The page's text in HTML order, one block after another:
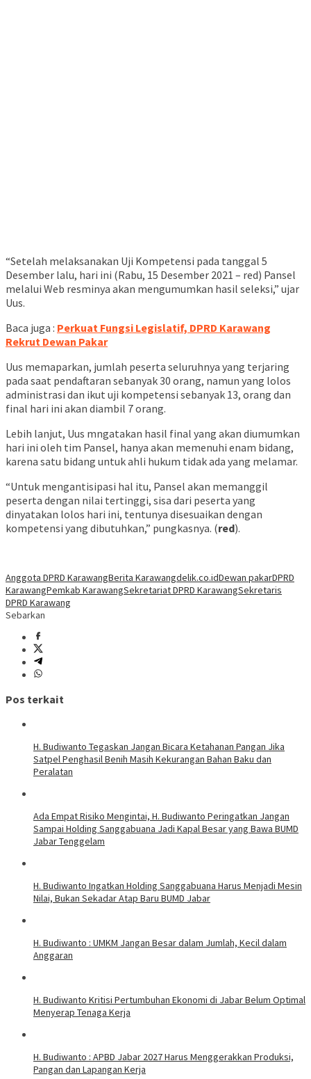
“Setelah melaksanakan Uji Kompetensi pada tanggal 5
Desember lalu, hari ini (Rabu, 15 Desember 2021 – red) Pansel
melalui Web resminya akan mengumumkan hasil seleksi,” ujar
Uus.
Baca juga : Perkuat Fungsi Legislatif, DPRD Karawang
Rekrut Dewan Pakar
Uus memaparkan, jumlah peserta seluruhnya yang terjaring
pada saat pendaftaran sebanyak 30 orang, namun yang lolos
administrasi dan ikut uji kompetensi sebanyak 13, orang dan
final hari ini akan diambil 7 orang.
Lebih lanjut, Uus mngatakan hasil final yang akan diumumkan
hari ini oleh tim Pansel, hanya akan memenuhi enam bidang,
karena satu bidang untuk ahli hukum tidak ada yang melamar.
“Untuk mengantisipasi hal itu, Pansel akan memanggil
peserta dengan nilai tertinggi, sisa dari peserta yang
dinyatakan lolos hari ini, tentunya disesuaikan dengan
kompetensi yang dibutuhkan,” pungkasnya. (red).
Anggota DPRD KarawangBerita Karawangdelik.co.idDewan pakarDPRD
KarawangPemkab KarawangSekretariat DPRD KarawangSekretaris
DPRD Karawang
Sebarkan
Pos terkait
H. Budiwanto Tegaskan Jangan Bicara Ketahanan Pangan Jika
Satpel Penghasil Benih Masih Kekurangan Bahan Baku dan
Peralatan
Ada Empat Risiko Mengintai, H. Budiwanto Peringatkan Jangan
Sampai Holding Sanggabuana Jadi Kapal Besar yang Bawa BUMD
Jabar Tenggelam
H. Budiwanto Ingatkan Holding Sanggabuana Harus Menjadi Mesin
Nilai, Bukan Sekadar Atap Baru BUMD Jabar
H. Budiwanto : UMKM Jangan Besar dalam Jumlah, Kecil dalam
Anggaran
H. Budiwanto Kritisi Pertumbuhan Ekonomi di Jabar Belum Optimal
Menyerap Tenaga Kerja
H. Budiwanto : APBD Jabar 2027 Harus Menggerakkan Produksi,
Pangan dan Lapangan Kerja